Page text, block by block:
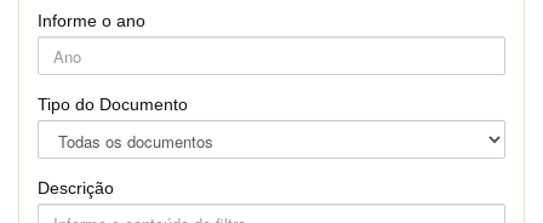
Informe o ano
Tipo do Documento
Descrição